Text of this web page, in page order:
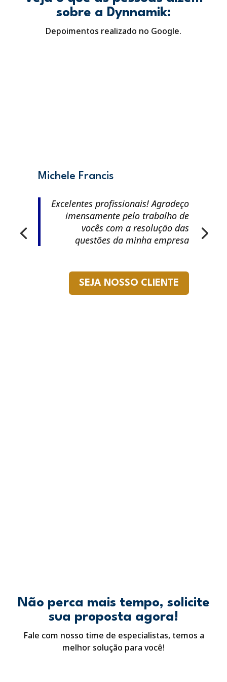
sobre a Dynnamik:
Depoimentos realizado no Google.
Michele Francis
Excelentes profissionais! Agradeço
imensamente pelo trabalho de
vocês com a resolução das
questões da minha empresa
SEJA NOSSO CLIENTE
Não perca mais tempo, solicite
sua proposta agora!
Fale com nosso time de especialistas, temos a
melhor solução para você!